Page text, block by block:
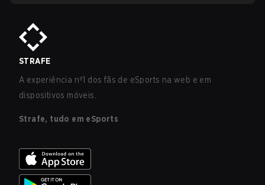
STRAFE
A experiência nº1 dos fãs de eSports na web e em
dispositivos móveis.
Strafe, tudo em eSports